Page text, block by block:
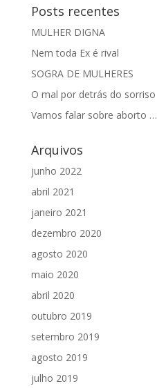
Posts recentes
MULHER DIGNA
Nem toda Ex é rival
SOGRA DE MULHERES
O mal por detrás do sorriso
Vamos falar sobre aborto …
Arquivos
junho 2022
abril 2021
janeiro 2021
dezembro 2020
agosto 2020
maio 2020
abril 2020
outubro 2019
setembro 2019
agosto 2019
julho 2019